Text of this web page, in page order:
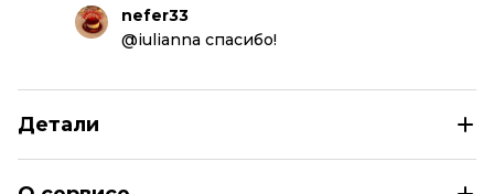
nefer33
@iulianna спасибо!
Детали